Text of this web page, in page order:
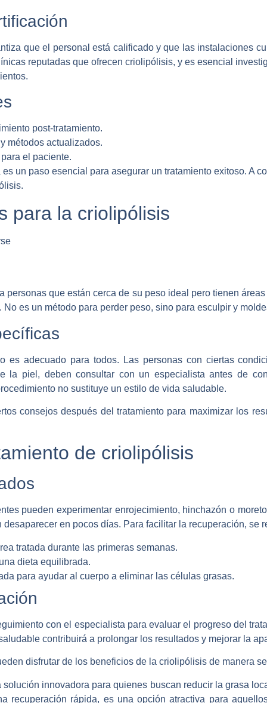
que el personal está calificado y que las instalaciones
reputadas que ofrecen criolipólisis, y es esencial
post-tratamiento.
métodos actualizados.
el paciente.
un paso esencial para asegurar un tratamiento exitoso. A
para la criolipólisis
personas que están cerca de su peso ideal pero tienen
es un método para perder peso, sino para esculpir y
es adecuado para todos. Las personas con ciertas
la piel, deben consultar con un especialista antes de
no sustituye un estilo de vida saludable.
consejos después del tratamiento para maximizar los
de criolipólisis
pueden experimentar enrojecimiento, hinchazón o
en pocos días. Para facilitar la recuperación, se
tratada durante las primeras semanas.
dieta equilibrada.
para ayudar al cuerpo a eliminar las células grasas.
con el especialista para evaluar el progreso del
contribuirá a prolongar los resultados y mejorar la
disfrutar de los beneficios de la criolipólisis de manera
innovadora para quienes buscan reducir la grasa
recuperación rápida, es una opción atractiva para